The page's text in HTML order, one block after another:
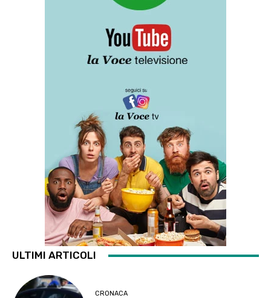
ULTIMI ARTICOLI
CRONACA